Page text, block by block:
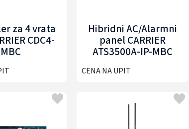
za 4 vrata
CDC4-
MBC
Hibridni AC/Alarmni
panel CARRIER
ATS3500A-IP-MBC
CENA NA UPIT